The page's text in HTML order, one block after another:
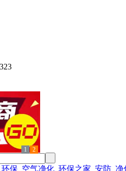
1 2
环保 空气净化 环保之家 安防 净